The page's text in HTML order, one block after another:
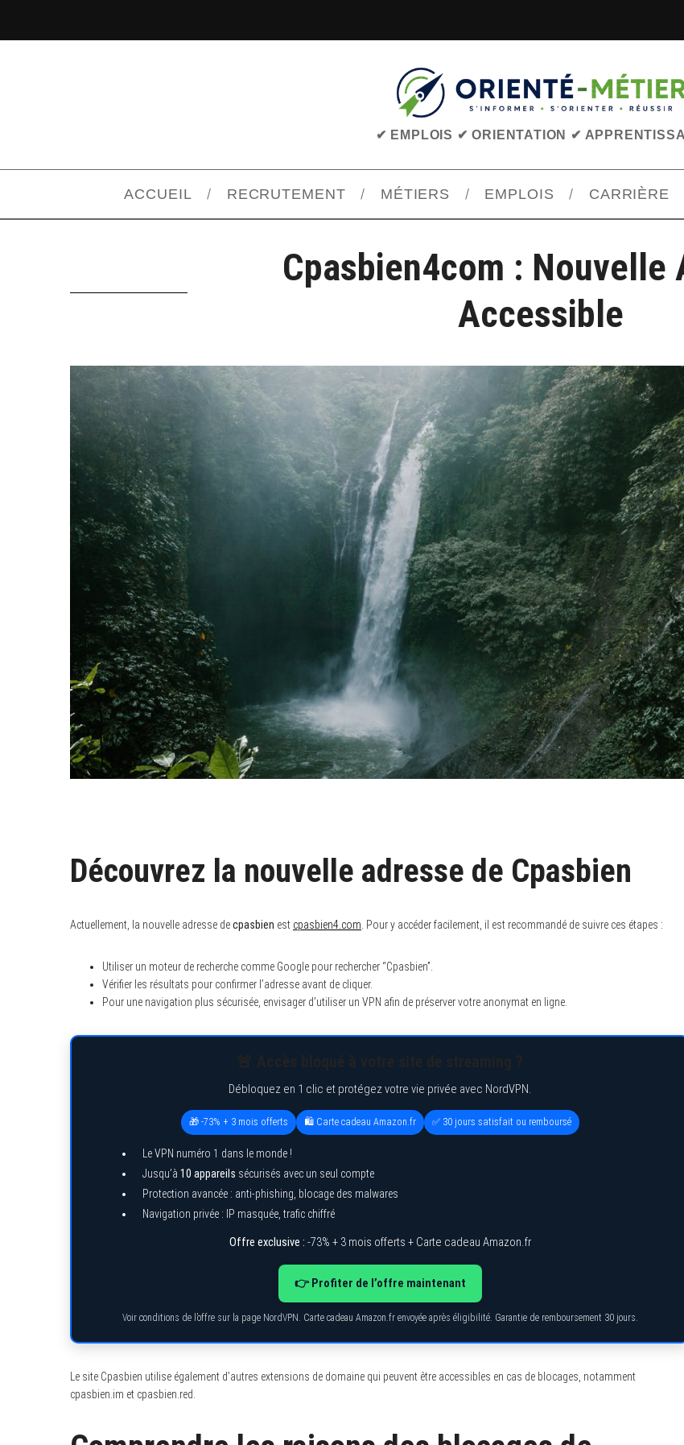
✔ EMPLOIS ✔ ORIENTATION ✔
ACCUEIL RECRUTEMENT MÉTIERS EMPLOIS CARRIÈRE
Cpasbien4com : Nouvelle
Accessible
Découvrez la nouvelle adresse de Cpasbien
Actuellement, la nouvelle adresse decpasbien est cpasbien4.com. Pour y accéder facilement, il est recommandé de suivre ces étapes :
Utiliser un moteur de recherche comme Google pour rechercher “Cpasbien”.
Vérifier les résultats pour confirmer l’adresse avant de cliquer.
Pour une navigation plus sécurisée, envisager d’utiliser un VPN afin de préserver votre anonymat en ligne.
Débloquez en 1 clic et protégez votre vie privée avec NordVPN.
🎁 -73% + 3 mois offerts 🛍️ Carte cadeau Amazon.fr ✅ 30 jours satisfait ou remboursé
Le VPN numéro 1 dans le monde !
Jusqu’à 10 appareils sécurisés avec un seul compte
Protection avancée : anti-phishing, blocage des malwares
Navigation privée : IP masquée, trafic chiffré
Offre exclusive : -73% + 3 mois offerts + Carte cadeau Amazon.fr
👉 Profiter de l’offre maintenant
Voir conditions de l’offre sur la page NordVPN. Carte cadeau Amazon.fr envoyée après éligibilité. Garantie de remboursement 30 jours.
Le site Cpasbien utilise également d’autres extensions de domaine qui peuvent être accessibles en cas de blocages, notamment
cpasbien.im et cpasbien.red.